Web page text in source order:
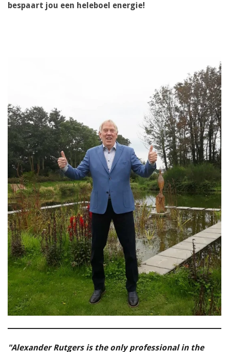
bespaart jou een heleboel energie!
"Alexander Rutgers is the only professional in the